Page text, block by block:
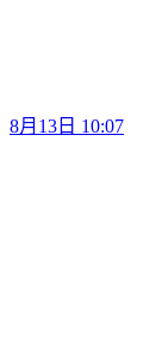
8月13日 10:07